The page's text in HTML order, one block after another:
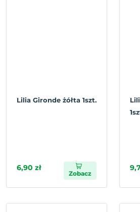
Lilia Gironde żółta 1szt.
6,90 zł
Zobacz